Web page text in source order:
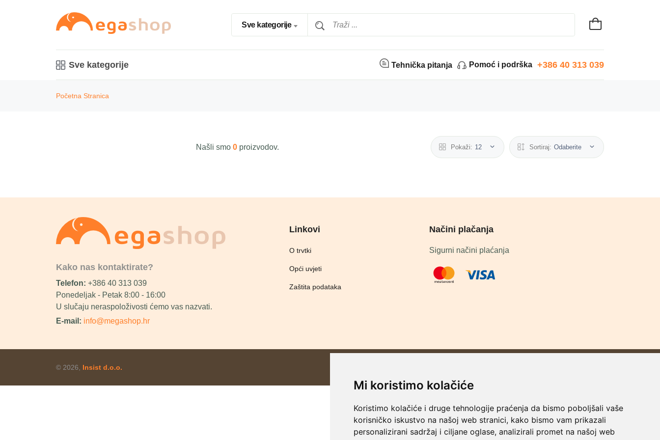
Mi koristimo kolačiće
Koristimo kolačiće i druge tehnologije praćenja da bismo poboljšali vaše
korisničko iskustvo na našoj web stranici, kako bismo vam prikazali
personalizirani sadržaj i ciljane oglase, analizirali promet na našoj web
Sve kategorije
Sve kategorije Tehnička pitanja Pomoć i podrška +386 40 313 039
Početna Stranica
Našli smo 0 proizvodov. Pokaži: 12 Sortiraj: Odaberite
Kako nas kontaktirate?
Telefon: +386 40 313 039
Ponedeljak - Petak 8:00 - 16:00
U slučaju neraspoloživosti ćemo vas nazvati.
E-mail: info@megashop.hr
Linkovi
O trvtki
Opći uvjeti
Zaštita podataka
Načini plačanja
Sigurni načini plaćanja
© 2026, Insist d.o.o.